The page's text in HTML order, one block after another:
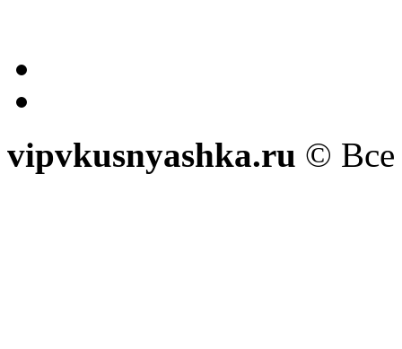
vipvkusnyashka.ru © Все